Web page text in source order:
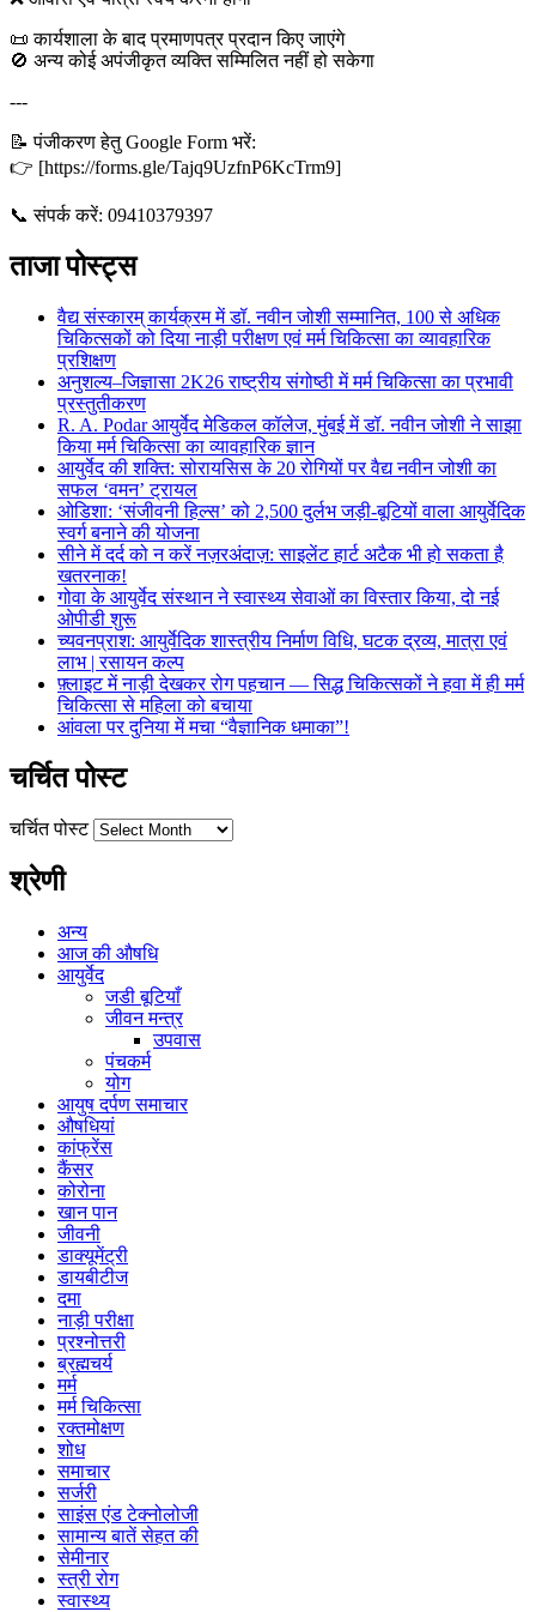
📜 कार्यशाला के बाद प्रमाणपत्र प्रदान किए जाएंगे
🚫 अन्य कोई अपंजीकृत व्यक्ति सम्मिलित नहीं हो सकेगा
---
📝 पंजीकरण हेतु Google Form भरें:
👉 [https://forms.gle/Tajq9UzfnP6KcTrm9]
📞 संपर्क करें: 09410379397
ताजा पोस्ट्स
वैद्य संस्कारम् कार्यक्रम में डॉ. नवीन जोशी सम्मानित, 100 से अधिक
चिकित्सकों को दिया नाड़ी परीक्षण एवं मर्म चिकित्सा का व्यावहारिक
प्रशिक्षण
अनुशल्य–जिज्ञासा 2K26 राष्ट्रीय संगोष्ठी में मर्म चिकित्सा का प्रभावी
प्रस्तुतीकरण
R. A. Podar आयुर्वेद मेडिकल कॉलेज, मुंबई में डॉ. नवीन जोशी ने साझा
किया मर्म चिकित्सा का व्यावहारिक ज्ञान
आयुर्वेद की शक्ति: सोरायसिस के 20 रोगियों पर वैद्य नवीन जोशी का
सफल ‘वमन’ ट्रायल
ओडिशा: ‘संजीवनी हिल्स’ को 2,500 दुर्लभ जड़ी-बूटियों वाला आयुर्वेदिक
स्वर्ग बनाने की योजना
सीने में दर्द को न करें नज़रअंदाज़: साइलेंट हार्ट अटैक भी हो सकता है
खतरनाक!
गोवा के आयुर्वेद संस्थान ने स्वास्थ्य सेवाओं का विस्तार किया, दो नई
ओपीडी शुरू
च्यवनप्राश: आयुर्वेदिक शास्त्रीय निर्माण विधि, घटक द्रव्य, मात्रा एवं
लाभ | रसायन कल्प
फ़्लाइट में नाड़ी देखकर रोग पहचान — सिद्ध चिकित्सकों ने हवा में ही मर्म
चिकित्सा से महिला को बचाया
आंवला पर दुनिया में मचा “वैज्ञानिक धमाका”!
चर्चित पोस्ट
चर्चित पोस्ट
श्रेणी
अन्य
आज की औषधि
आयुर्वेद
जडी बूटियाँ
जीवन मन्त्र
उपवास
पंचकर्म
योग
आयुष दर्पण समाचार
औषधियां
कांफ्रेंस
कैंसर
कोरोना
खान पान
जीवनी
डाक्यूमेंट्री
डायबीटीज
दमा
नाड़ी परीक्षा
प्रश्नोत्तरी
ब्रह्मचर्य
मर्म
मर्म चिकित्सा
रक्तमोक्षण
शोध
समाचार
सर्जरी
साइंस एंड टेक्नोलोजी
सामान्य बातें सेहत की
सेमीनार
स्त्री रोग
स्वास्थ्य